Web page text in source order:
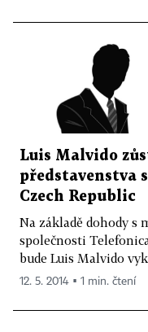
Luis Malvido
představenstva
Czech Republic
Na základě dohody
společnosti
bude Luis Malvido
12. 5. 2014 ▪ 1 min. čtení